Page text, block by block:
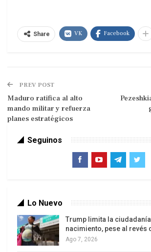
llegar a España hasta mayo
“identidad española”
Durante una rueda de prensa, De
“tenemos el derecho a sobrevivir
señaló que la llegada de migrantes
la sociedad española.
que la integración de los migrantes
inmigración de cambios en la
convivencia en barrios y pueblos
Share VK Facebook
PREV POST
Maduro ratifica al alto
mando militar y refuerza
planes estratégicos
Seguinos
Lo Nuevo
Trump limita la
nacimiento, pese al revés
Ago 7, 2026